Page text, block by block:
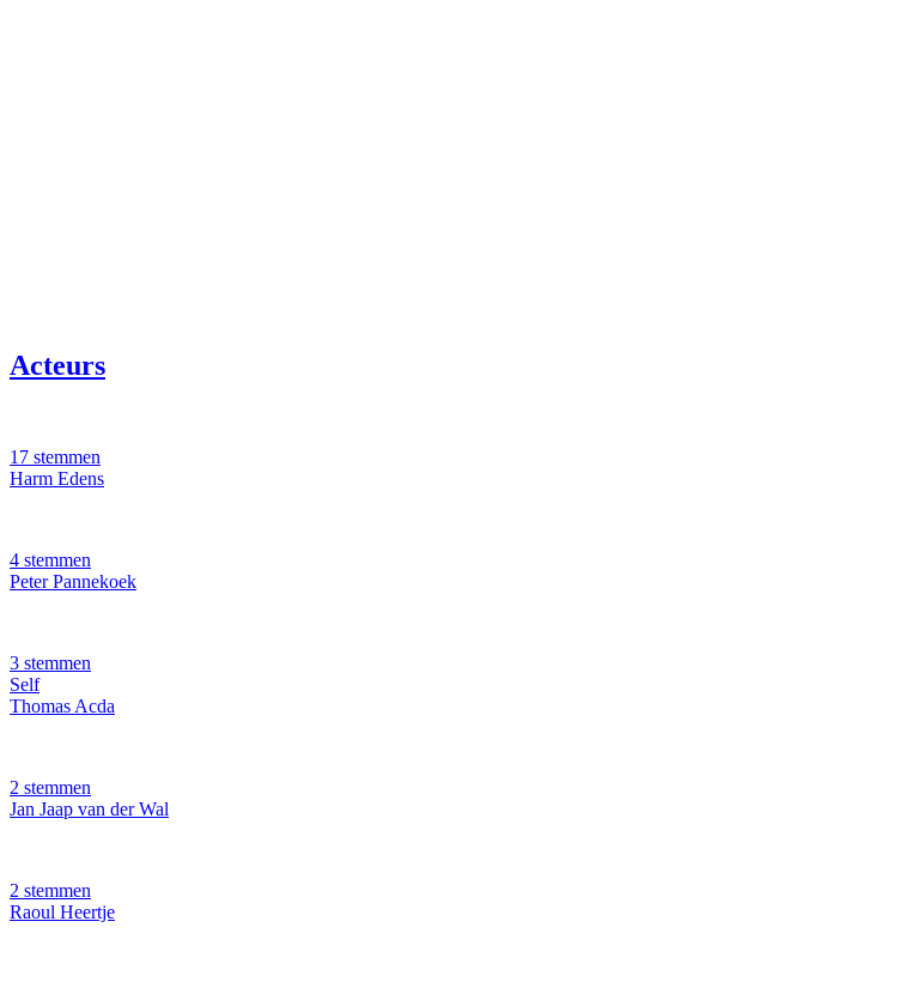
Acteurs
17 stemmen
Harm Edens
4 stemmen
Peter Pannekoek
3 stemmen
Self
Thomas Acda
2 stemmen
Jan Jaap van der Wal
2 stemmen
Raoul Heertje